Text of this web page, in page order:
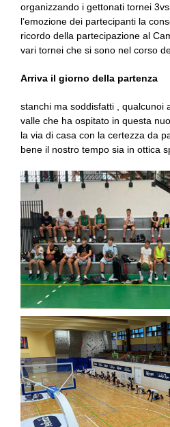
organizzando i gettonati tornei
l’emozione dei partecipanti la
ricordo della partecipazione al
vari tornei che si sono nel corso
Arriva il giorno della partenza
stanchi ma soddisfatti , qualcunoi
valle che ha ospitato in questa
la via di casa con la certezza da
bene il nostro tempo sia in ottica